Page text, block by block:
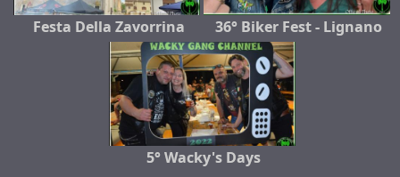
Festa Della Zavorrina 36° Biker Fest - Lignano
5° Wacky's Days